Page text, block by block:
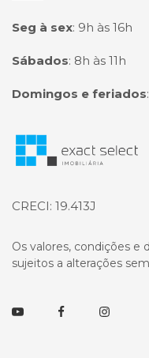
Seg à sex: 9h às 16h
Sábados: 8h às 11h
Domingos e feriados:
Página inicial
CRECI: 19.413J
Os valores, condições e
sujeitos a alterações
YoutubeFacebook